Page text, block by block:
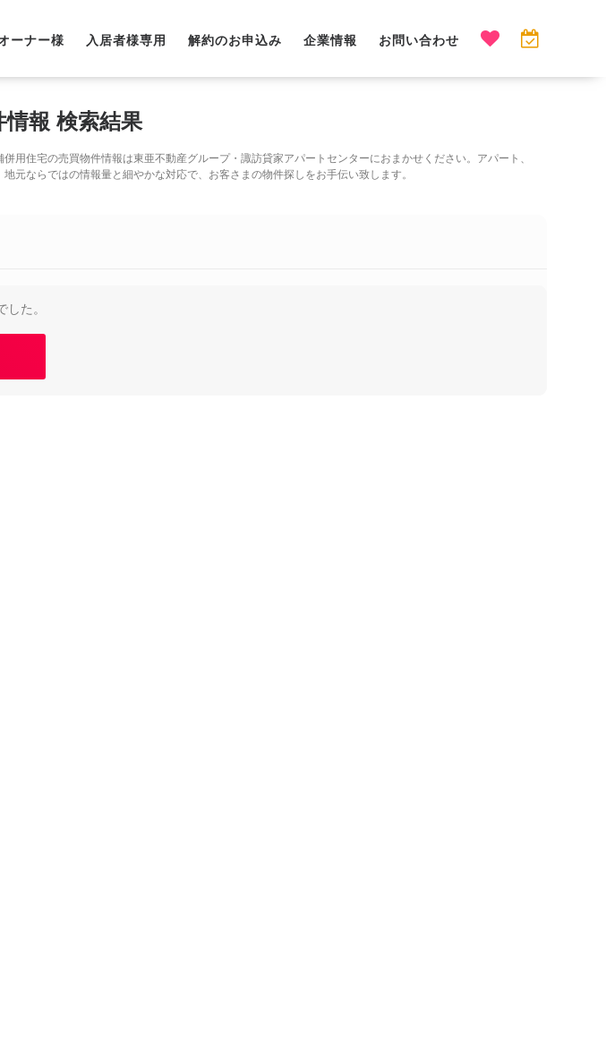
ーナー様 入居者様専用 解約のお申込み 企業情報 お問い合わせ
情報 検索結果
用住宅の売買物件情報は東亜不動産グループ・諏訪貸家アパートセンターにおまかせください。アパート、
元ならではの情報量と細やかな対応で、お客さまの物件探しをお手伝い致します。
た。